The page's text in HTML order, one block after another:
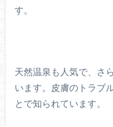
す。
天然温泉も人気で、さ
います。皮膚のトラブ
とで知られています。